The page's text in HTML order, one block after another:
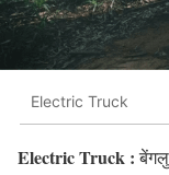
Electric Truck
Electric Truck :